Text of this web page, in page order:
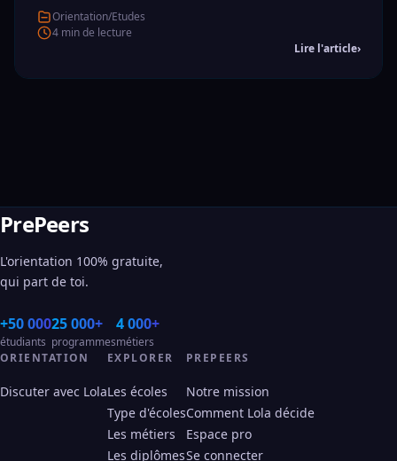
Orientation/Etudes
4 min de lecture
Lire l'article›
PrePeers
L'orientation 100% gratuite,
qui part de toi.
+50 000
étudiants
25 000+
programmes
4 000+
métiers
ORIENTATION
Discuter avec Lola
EXPLORER
Les écoles
Type d'écoles
Les métiers
Les diplômes
PREPEERS
Notre mission
Comment Lola décide
Espace pro
Se connecter